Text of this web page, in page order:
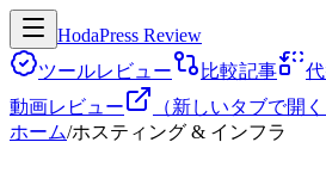
HodaPress Review
ツールレビュー
比較記事
動画レビュー
（新しいタブで開く
ホーム/ホスティング & インフラ